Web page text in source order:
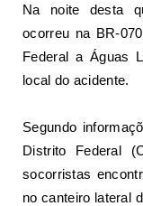
Na noite desta
ocorreu na BR-
Federal a Águas
local do acidente.
Segundo
Distrito Federal
socorristas
no canteiro lateral